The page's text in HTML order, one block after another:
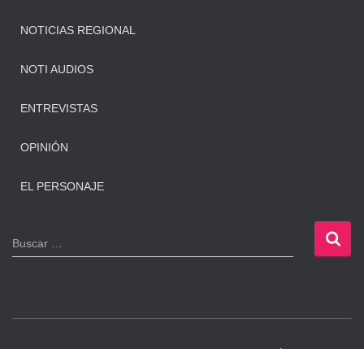
NOTICIAS REGIONAL
NOTI AUDIOS
ENTREVISTAS
OPINIÓN
EL PERSONAJE
B
u
Buscar …